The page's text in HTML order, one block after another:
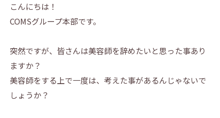
こんにちは！
COMSグループ本部です。
突然ですが、皆さんは美容師を辞めたいと思った事あり
ますか？
美容師をする上で一度は、考えた事があるんじゃないで
しょうか？